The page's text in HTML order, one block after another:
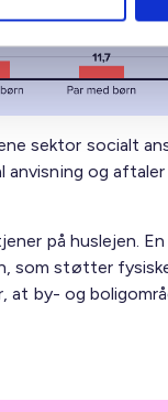
sektor socialt
og
på huslejen.
som støtter
at by- og